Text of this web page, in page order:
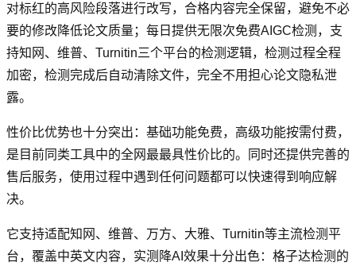
对标红的高风险段落进行改写，合格内容完全保留，避免不必
要的修改降低论文质量；每日提供无限次免费AIGC检测，支
持知网、维普、Turnitin三个平台的检测逻辑，检测过程全程
加密，检测完成后自动清除文件，完全不用担心论文隐私泄
露。
性价比优势也十分突出：基础功能免费，高级功能按需付费，
是目前同类工具中的全网最最具性价比的。同时还提供完善的
售后服务，使用过程中遇到任何问题都可以快速得到响应解
决。
它支持适配知网、维普、万方、大雅、Turnitin等主流检测平
台，覆盖中英文内容，实测降AI效果十分出色：格子达检测的